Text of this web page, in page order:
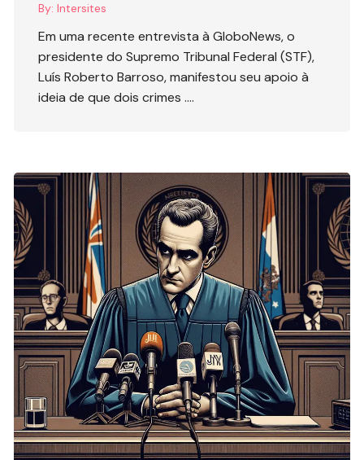
By: Intersites
Em uma recente entrevista à GloboNews, o
presidente do Supremo Tribunal Federal (STF),
Luís Roberto Barroso, manifestou seu apoio à
ideia de que dois crimes ….